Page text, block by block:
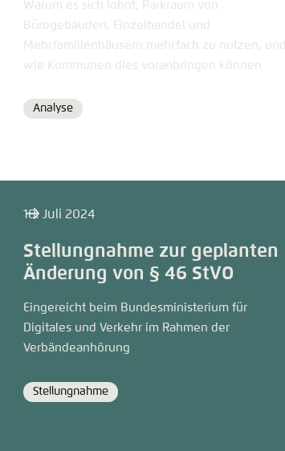
Warum es sich lohnt, Parkraum von
Bürogebäuden, Einzelhandel und
Mehrfamilienhäusern mehrfach zu nutzen, und
wie Kommunen dies voranbringen können
Format
Analyse
18. Juli 2024
Stellungnahme zur geplanten
Änderung von § 46 StVO
Eingereicht beim Bundesministerium für
Digitales und Verkehr im Rahmen der
Verbändeanhörung
Format
Stellungnahme